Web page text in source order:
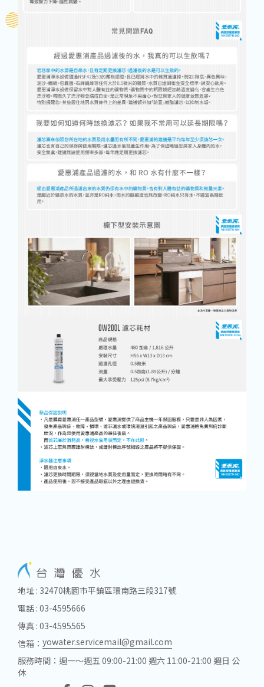
地址 : 32470桃園市平鎮區環南路三段317號
電話 : 03-4595666
傳真 : 03-4595565
信箱： yowater.servicemail@gmail.com
服務時間：週一～週五 09:00-21:00 週六 11:00-21:00 週日 公
休